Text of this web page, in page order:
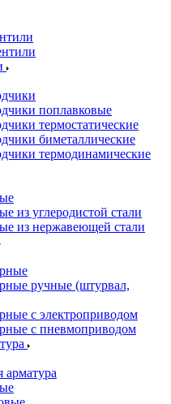
поплавковые
термостатические
биметаллические
термодинамические
из углеродистой стали
из нержавеющей стали
ручные (штурвал,
с электроприводом
с пневмоприводом
арматура